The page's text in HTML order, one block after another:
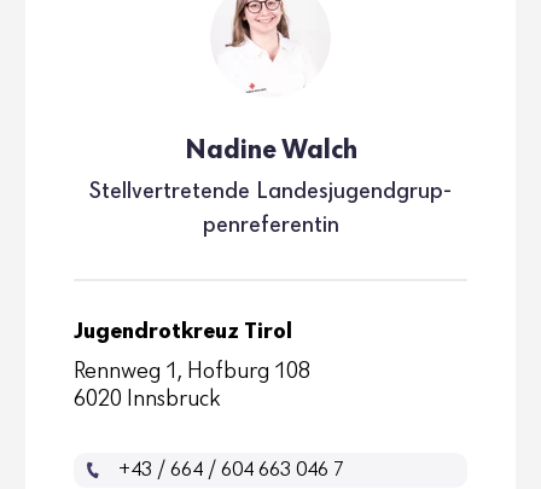
Nadine Walch
Stell­ver­tre­tende Landes­ju­gend­grup­
pen­re­fe­rentin
Jugendrotkreuz Tirol
Rennweg 1, Hofburg 108
6020 Innsbruck
+43 / 664 / 604 663 046 7